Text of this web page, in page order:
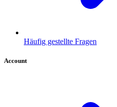
Häufig gestellte Fragen
Account